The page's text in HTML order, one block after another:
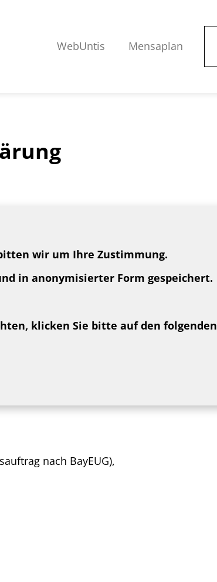
WebUntis Mensaplan
wir um Ihre Zustimmung.
in anonymisierter Form gespeichert.
klicken Sie bitte auf den folgenden
nach BayEUG),